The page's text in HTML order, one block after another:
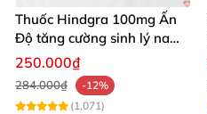
Thuốc Hindgra 100mg Ấn
Độ tăng cường sinh lý nam
hindgra-100 chống xts
cương dương
250.000₫
284.000₫
-12%
(1,071)